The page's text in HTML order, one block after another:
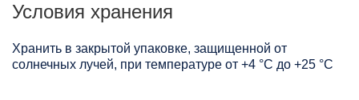
Условия хранения
Хранить в закрытой упаковке, защищенной от
солнечных лучей, при температуре от +4 °C до +25 °C